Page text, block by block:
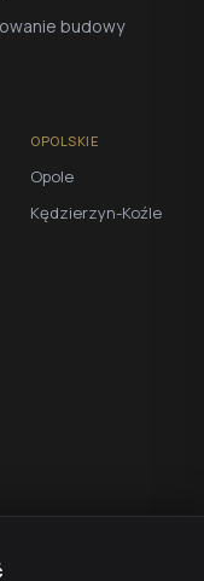
budowy
OPOLSKIE
Opole
Kędzierzyn-Koźle